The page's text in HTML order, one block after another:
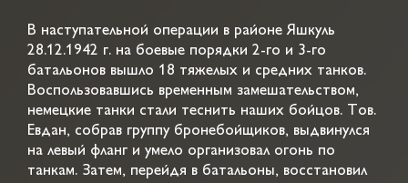
В наступательной операции в районе Яшкуль
28.12.1942 г. на боевые порядки 2-го и 3-го
батальонов вышло 18 тяжелых и средних танков.
Воспользовавшись временным замешательством,
немецкие танки стали теснить наших бойцов. Тов.
Евдан, собрав группу бронебойщиков, выдвинулся
на левый фланг и умело организовал огонь по
танкам. Затем, перейдя в батальоны, восстановил